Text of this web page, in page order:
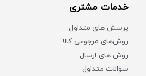
خدمات مشتری
پرسش های متداول
روش‌های مرجوعی کالا
روش های ارسال
سوالات متداول